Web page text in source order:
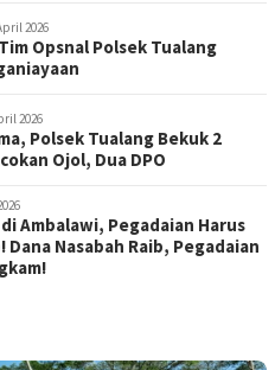
2026
Opsnal Polsek Tualang
2026
Polsek Tualang Bekuk 2
Ojol, Dua DPO
Ambalawi, Pegadaian Harus
Nasabah Raib, Pegadaian